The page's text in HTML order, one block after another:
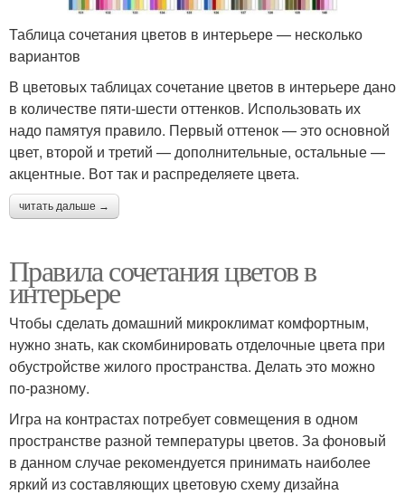
Таблица сочетания цветов в интерьере — несколько
вариантов
В цветовых таблицах сочетание цветов в интерьере дано
в количестве пяти-шести оттенков. Использовать их
надо памятуя правило. Первый оттенок — это основной
цвет, второй и третий — дополнительные, остальные —
акцентные. Вот так и распределяете цвета.
читать дальше →
Правила сочетания цветов в
интерьере
Чтобы сделать домашний микроклимат комфортным,
нужно знать, как скомбинировать отделочные цвета при
обустройстве жилого пространства. Делать это можно
по-разному.
Игра на контрастах потребует совмещения в одном
пространстве разной температуры цветов. За фоновый
в данном случае рекомендуется принимать наиболее
яркий из составляющих цветовую схему дизайна